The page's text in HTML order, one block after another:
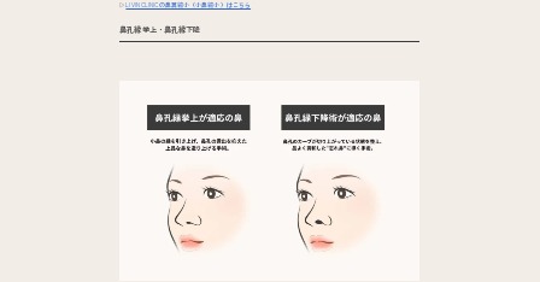
▷LIVIN CLINICの鼻翼縮小（小鼻縮小）はこちら
鼻孔縁挙上・鼻孔縁下降